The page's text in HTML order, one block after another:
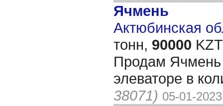
Ячмень
Актюбинская
тонн, 90000
Продам
элеваторе в
38071) 05-01-2023